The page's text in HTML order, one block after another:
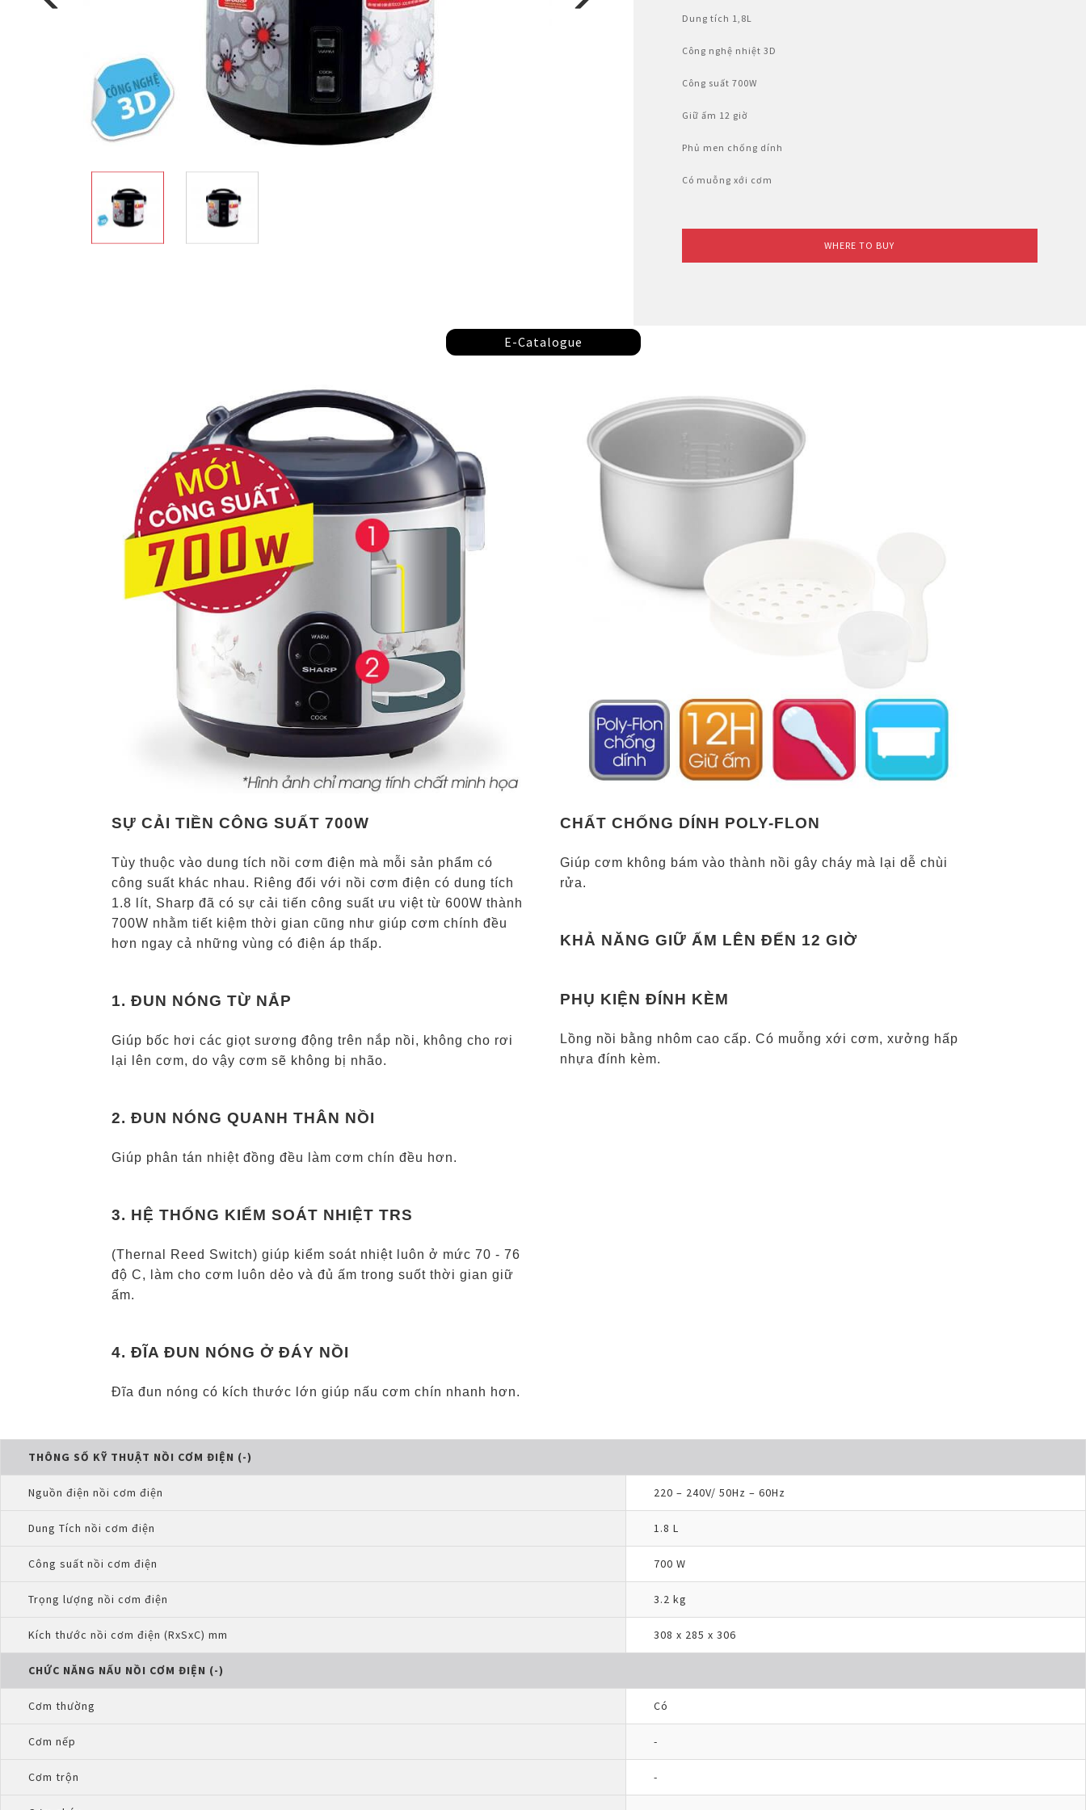
Multi-function cooker
Airfryer
Dung tích 1,8L
Công nghệ nhiệt 3D
Công suất 700W
Giữ ấm 12 giờ
Phủ men chống dính
Có muỗng xới cơm
WHERE TO BUY
E-Catalogue
SỰ CẢI TIỀN CÔNG SUẤT 700W
Tùy thuộc vào dung tích nồi cơm điện mà mỗi sản phẩm có
công suất khác nhau. Riêng đối với nồi cơm điện có dung tích
1.8 lít, Sharp đã có sự cải tiến công suất ưu việt từ 600W thành
700W nhằm tiết kiệm thời gian cũng như giúp cơm chính đều
hơn ngay cả những vùng có điện áp thấp.
1. ĐUN NÓNG TỪ NẮP
Giúp bốc hơi các giọt sương động trên nắp nồi, không cho rơi
lại lên cơm, do vậy cơm sẽ không bị nhão.
2. ĐUN NÓNG QUANH THÂN NỒI
Giúp phân tán nhiệt đồng đều làm cơm chín đều hơn.
3. HỆ THỐNG KIỂM SOÁT NHIỆT TRS
(Thernal Reed Switch) giúp kiểm soát nhiệt luôn ở mức 70 - 76
độ C, làm cho cơm luôn dẻo và đủ ấm trong suốt thời gian giữ
ấm.
4. ĐĨA ĐUN NÓNG Ở ĐÁY NỒI
Đĩa đun nóng có kích thước lớn giúp nấu cơm chín nhanh hơn.
CHẤT CHỐNG DÍNH POLY-FLON
Giúp cơm không bám vào thành nồi gây cháy mà lại dễ chùi
rửa.
KHẢ NĂNG GIỮ ẤM LÊN ĐẾN 12 GIỜ
PHỤ KIỆN ĐÍNH KÈM
Lồng nồi bằng nhôm cao cấp. Có muỗng xới cơm, xưởng hấp
nhựa đính kèm.
THÔNG SỐ KỸ THUẬT NỒI CƠM ĐIỆN (-)
Nguồn điện nồi cơm điện 220 – 240V/ 50Hz – 60Hz
Dung Tích nồi cơm điện 1.8 L
Công suất nồi cơm điện 700 W
Trọng lượng nồi cơm điện 3.2 kg
Kích thước nồi cơm điện (RxSxC) mm 308 x 285 x 306
CHỨC NĂNG NẤU NỒI CƠM ĐIỆN (-)
Cơm thường Có
Cơm nếp -
Cơm trộn -